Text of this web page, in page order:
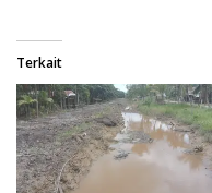
Terkait